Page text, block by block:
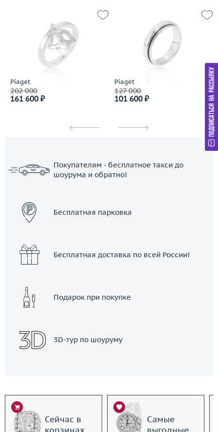
Piaget
202 000
161 600 ₽
Piaget
127 000
101 600 ₽
Покупателям - бесплатное такси до
шоурума и обратно!
Бесплатная парковка
Бесплатная доставка по всей России!
Подарок при покупке
3D-тур по шоуруму
Сейчас в
Самые